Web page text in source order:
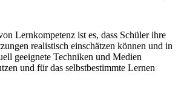
Lernkompetenz ist es, dass Schüler ihre
realistisch einschätzen können und in
geeignete Techniken und Medien
und für das selbstbestimmte Lernen